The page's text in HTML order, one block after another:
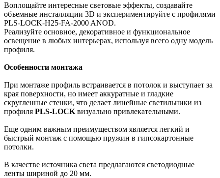
Воплощайте интересные световые эффекты, создавайте
объемные инсталляции 3D и экспериментируйте с профилями
PLS-LOCK-H25-FA-2000 ANOD.
Реализуйте основное, декоративное и функциональное
освещение в любых интерьерах, используя всего одну модель
профиля.
Особенности монтажа
При монтаже профиль встраивается в потолок и выступает за
края поверхности, но имеет аккуратные и гладкие
скругленные стенки, что делает линейные светильники из
профиля PLS-LOCK визуально привлекательными.
Еще одним важным преимуществом является легкий и
быстрый монтаж с помощью пружин в гипсокартонные
потолки.
В качестве источника света предлагаются светодиодные
ленты шириной до 20 мм.